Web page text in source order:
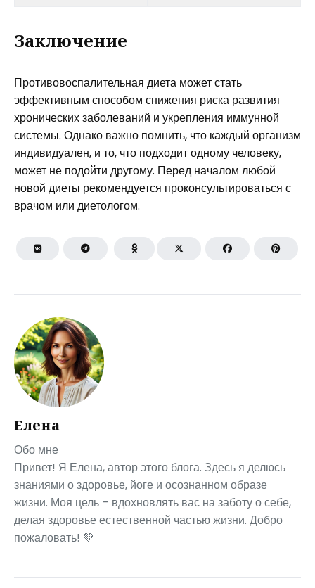
Елена
Обо мне
Привет! Я Елена, автор этого блога. Здесь я делюсь
знаниями о здоровье, йоге и осознанном образе
жизни. Моя цель – вдохновлять вас на заботу о себе,
делая здоровье естественной частью жизни. Добро
пожаловать! 💚
Заключение
Противовоспалительная диета может стать
эффективным способом снижения риска развития
хронических заболеваний и укрепления иммунной
системы. Однако важно помнить, что каждый организм
индивидуален, и то, что подходит одному человеку,
может не подойти другому. Перед началом любой
новой диеты рекомендуется проконсультироваться с
врачом или диетологом.